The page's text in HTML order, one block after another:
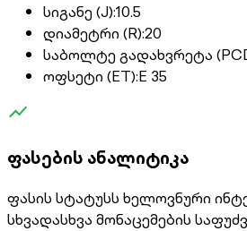
სიგანე (J):10.5
დიამეტრი (R):20
საბოლტე გადახვრეტა
ოფსეტი (ET):E 35
ფასების ანალიტიკა
ფასის სტატუსს ხელოვნური
სხვადასხვა მონაცემების